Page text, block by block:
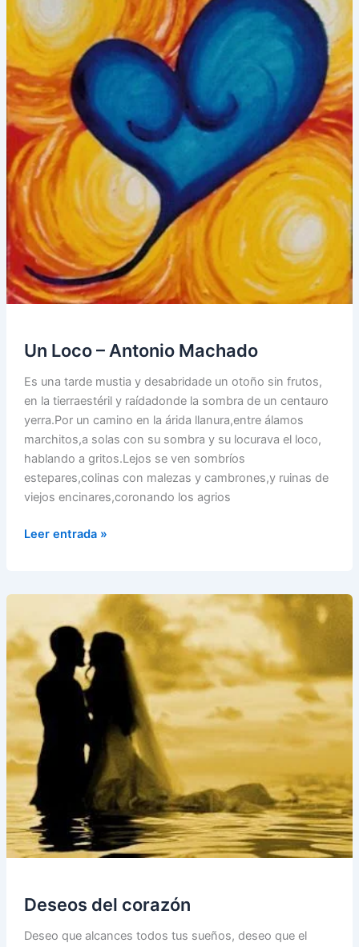
Un Loco – Antonio Machado
Es una tarde mustia y desabridade un otoño sin frutos,
en la tierraestéril y raídadonde la sombra de un centauro
yerra.Por un camino en la árida llanura,entre álamos
marchitos,a solas con su sombra y su locurava el loco,
hablando a gritos.Lejos se ven sombríos
estepares,colinas con malezas y cambrones,y ruinas de
viejos encinares,coronando los agrios
Un
Antonio
Leer entrada »
Deseos del corazón
Deseo que alcances todos tus sueños, deseo que el